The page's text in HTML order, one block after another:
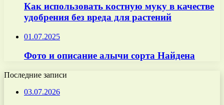
Как использовать костную муку в качестве
удобрения без вреда для растений
01.07.2025
Фото и описание алычи сорта Найдена
Последние записи
03.07.2026